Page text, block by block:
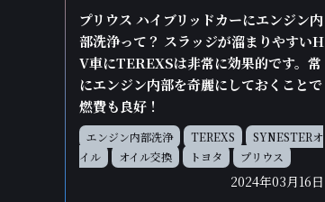
プリウス ハイブリッドカーにエンジン内
部洗浄って？ スラッジが溜まりやすいH
V車にTEREXSは非常に効果的です。常
にエンジン内部を奇麗にしておくことで
燃費も良好！
エンジン内部洗浄 TEREXS
SYNESTERオ
イル
オイル交換 トヨタ プリウス
2024年03月16日